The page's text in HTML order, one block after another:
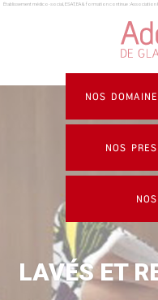
Panneau de gestion des cookies
Établissement médico-social, ESAT, EA & formation continue : Association
NOS
NOS
LAVÉS ET